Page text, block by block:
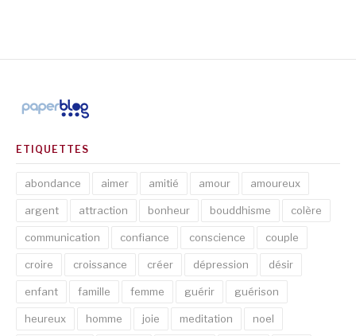
ETIQUETTES
abondance aimer amitié amour amoureux
argent attraction bonheur bouddhisme colère
communication confiance conscience couple
croire croissance créer dépression désir
enfant famille femme guérir guérison
heureux homme joie meditation noel